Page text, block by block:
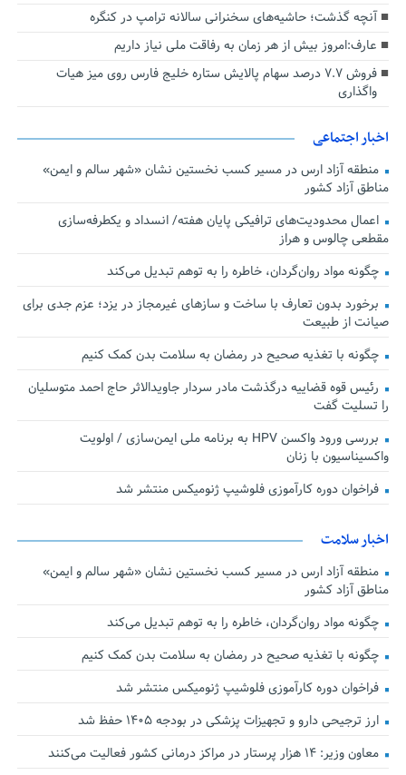
آنچه گذشت؛ حاشیه‌های سخنرانی سالانه ترامپ در کنگره
عارف:امروز بیش از هر زمان به رفاقت ملی نیاز داریم
فروش ۷.۷ درصد سهام پالایش ستاره خلیج فارس روی میز هیات
واگذاری
اخبار اجتماعی
منطقه آزاد ارس در مسیر کسب نخستین نشان «شهر سالم و ایمن»
مناطق آزاد کشور
اعمال محدودیت‌های ترافیکی پایان هفته/ انسداد و یکطرفه‌سازی
مقطعی چالوس و هراز
چگونه مواد روان‌گردان، خاطره را به توهم تبدیل می‌کند
برخورد بدون تعارف با ساخت‌ و سازهای غیرمجاز در یزد؛ عزم جدی برای
صیانت از طبیعت
چگونه با تغذیه صحیح در رمضان به سلامت بدن کمک کنیم
رئیس قوه قضاییه درگذشت مادر سردار جاویدالاثر حاج احمد متوسلیان
را تسلیت گفت
بررسی ورود واکسن HPV به برنامه ملی ایمن‌سازی / اولویت
واکسیناسیون با زنان
فراخوان دوره کارآموزی فلوشیپ ژنومیکس منتشر شد
اخبار سلامت
منطقه آزاد ارس در مسیر کسب نخستین نشان «شهر سالم و ایمن»
مناطق آزاد کشور
چگونه مواد روان‌گردان، خاطره را به توهم تبدیل می‌کند
چگونه با تغذیه صحیح در رمضان به سلامت بدن کمک کنیم
فراخوان دوره کارآموزی فلوشیپ ژنومیکس منتشر شد
ارز ترجیحی دارو و تجهیزات پزشکی در بودجه ۱۴۰۵ حفظ شد
معاون وزیر: ۱۴ هزار پرستار در مراکز درمانی کشور فعالیت می‌کنند